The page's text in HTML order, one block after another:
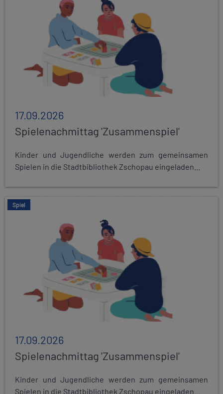
17.09.2026
Spielenachmittag 'Zusammenspiel'
Kinder und Jugendliche werden zum gemeinsamen
Spielen in die Stadtbibliothek Zschopau eingeladen...
Spiel
17.09.2026
Spielenachmittag 'Zusammenspiel'
Kinder und Jugendliche werden zum gemeinsamen
Spielen in die Stadtbibliothek Zschopau eingeladen...